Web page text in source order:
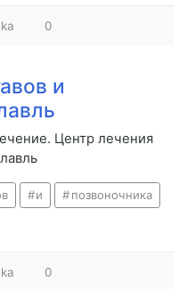
0
и
Центр лечения
и позвоночника
0